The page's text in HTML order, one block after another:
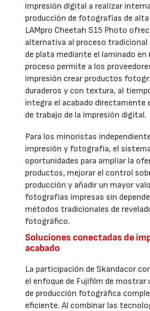
impresión digital a realizar
producción de fotografías de alta
LAMpro Cheetah S15 Photo
alternativa al proceso tradicional
de plata mediante el laminado en
proceso permite a los
impresión crear productos
duraderos y con textura, al
integra el acabado directamente
de trabajo de la impresión digital.
Para los minoristas
impresión y fotografía, el
oportunidades para ampliar la
productos, mejorar el control
producción y añadir un mayor
fotografías impresas sin
métodos tradicionales de
fotográfico.
Soluciones conectadas de
acabado
La participación de Skandacor
el enfoque de Fujifilm de mostrar
de producción fotográfica
eficiente. Al combinar las